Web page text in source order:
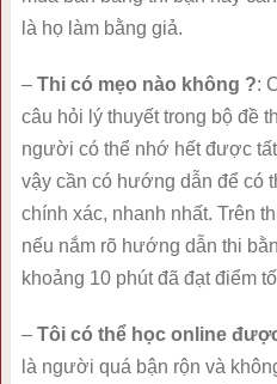
là họ làm bằng giả.
– Thi có mẹo nào không ?:
câu hỏi lý thuyết trong bộ đề
người có thể nhớ hết được
vậy cần có hướng dẫn để có
chính xác, nhanh nhất. Trên
nếu nắm rõ hướng dẫn thi
khoảng 10 phút đã đạt điểm
– Tôi có thể học online
là người quá bận rộn và